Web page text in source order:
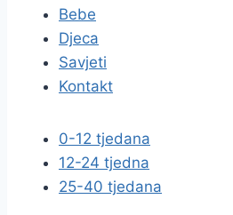
Bebe
Djeca
Savjeti
Kontakt
0-12 tjedana
12-24 tjedna
25-40 tjedana